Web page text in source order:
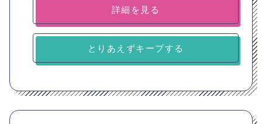
詳細を見る
とりあえずキープする